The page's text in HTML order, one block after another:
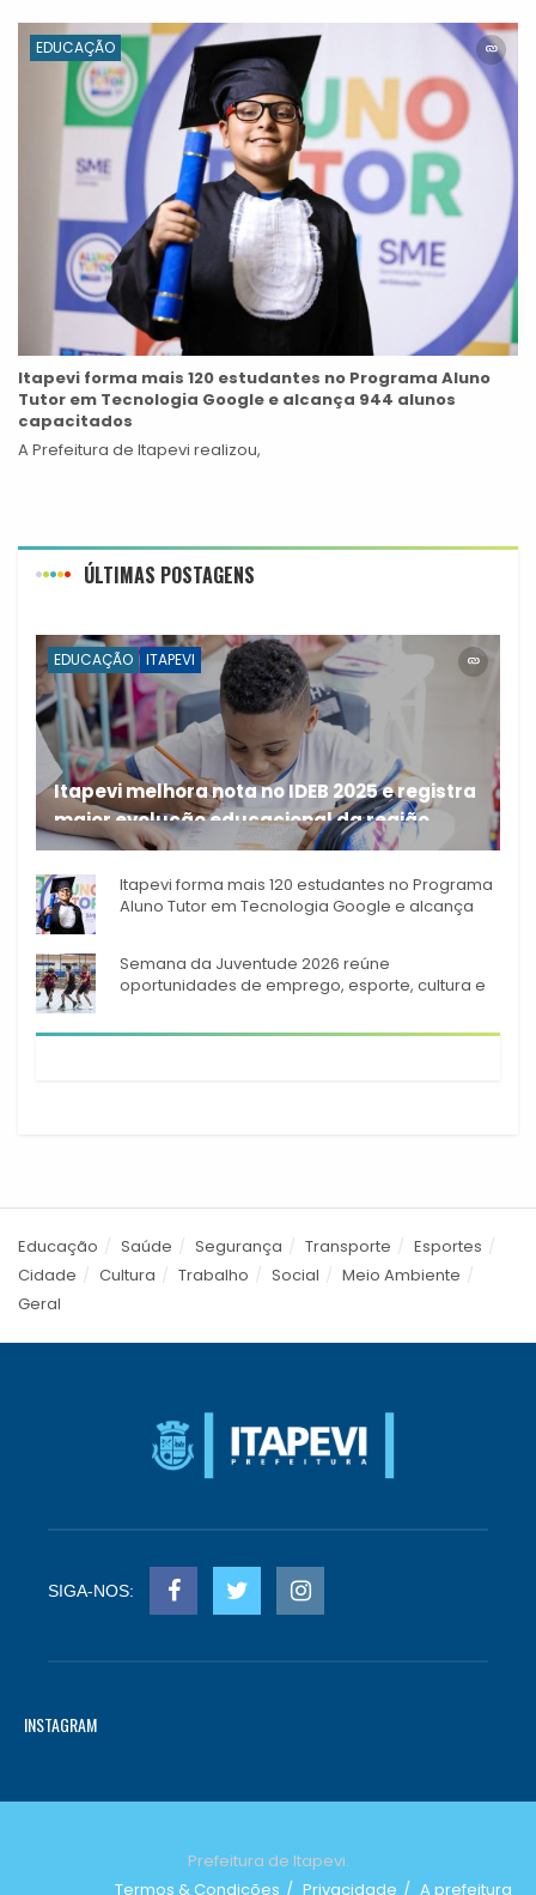
EDUCAÇÃO
Itapevi forma mais 120 estudantes no Programa Aluno
Tutor em Tecnologia Google e alcança 944 alunos
capacitados
A Prefeitura de Itapevi realizou,
ÚLTIMAS POSTAGENS
EDUCAÇÃO ITAPEVI
Itapevi melhora nota no IDEB 2025 e registra
maior evolução educacional da região
A rede municipal de ensino
Itapevi forma mais 120 estudantes no Programa
Aluno Tutor em Tecnologia Google e alcança
Semana da Juventude 2026 reúne
oportunidades de emprego, esporte, cultura e
Educação Saúde Segurança Transporte
Esportes
Cidade
Cultura Trabalho Social
Meio Ambiente
Geral
SIGA-NOS:
INSTAGRAM
Prefeitura de Itapevi.
Termos & Condições
Privacidade A prefeitura